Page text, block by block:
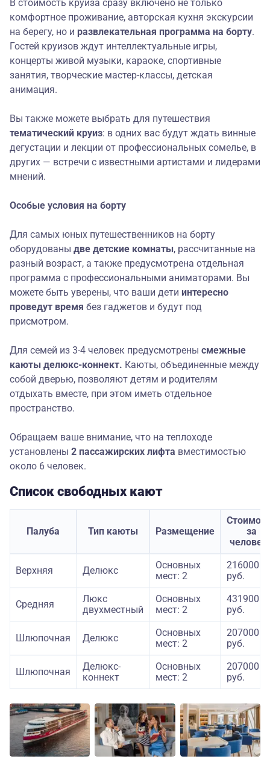
В стоимость круиза сразу включено не только
комфортное проживание, авторская кухня экскурсии
на берегу, но и развлекательная программа на борту.
Гостей круизов ждут интеллектуальные игры,
концерты живой музыки, караоке, спортивные
занятия, творческие мастер-классы, детская
анимация.
Вы также можете выбрать для путешествия
тематический круиз: в одних вас будут ждать винные
дегустации и лекции от профессиональных сомелье, в
других — встречи с известными артистами и лидерами
мнений.
Особые условия на борту
Для самых юных путешественников на борту
оборудованы две детские комнаты, рассчитанные на
разный возраст, а также предусмотрена отдельная
программа с профессиональными аниматорами. Вы
можете быть уверены, что ваши дети интересно
проведут время без гаджетов и будут под
присмотром.
Для семей из 3-4 человек предусмотрены смежные
каюты делюкс-коннект. Каюты, объединенные между
собой дверью, позволяют детям и родителям
отдыхать вместе, при этом иметь отдельное
пространство.
Обращаем ваше внимание, что на теплоходе
установлены 2 пассажирских лифта вместимостью
около 6 человек.
Список свободных кают
Палуба Тип каюты Размещение
за
Верхняя Делюкс
Основных
мест: 2
216000
руб.
Средняя
Люкс
двухместный
Основных
мест: 2
431900
руб.
Шлюпочная Делюкс
Основных
мест: 2
207000
руб.
Шлюпочная
Делюкс-
коннект
Основных
мест: 2
207000
руб.